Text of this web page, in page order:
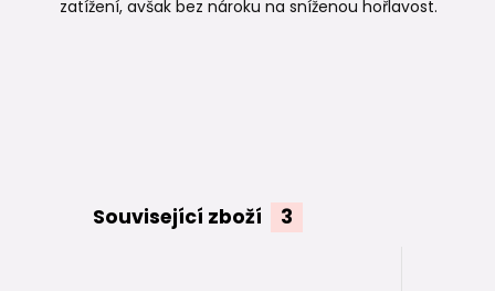
zatížení, avšak bez nároku na sníženou hořlavost.
Související zboží 3